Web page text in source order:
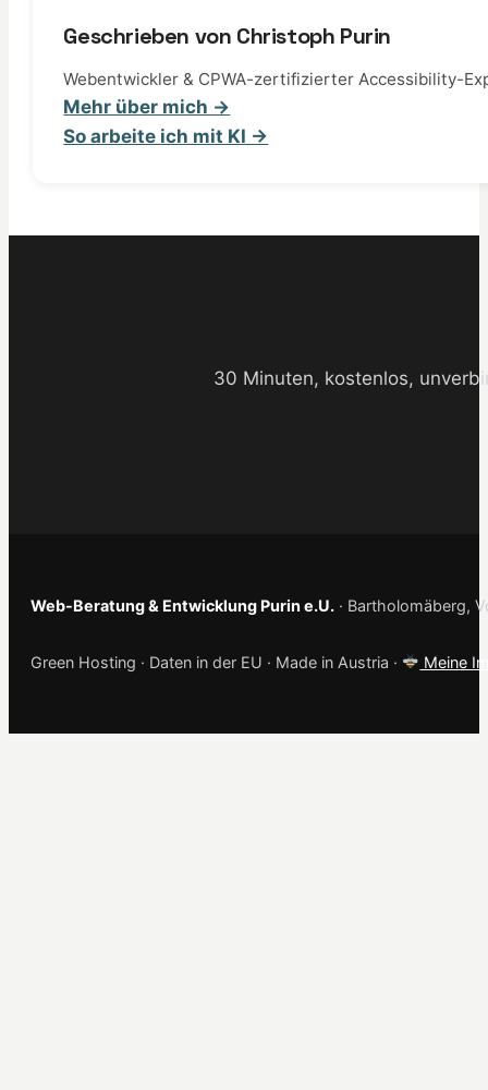
Geschrieben von Christoph Purin
Webentwickler & CPWA-zertifizierter Accessibility-
Mehr über mich →
So arbeite ich mit KI →
30 Minuten, kostenlos,
Web-Beratung & Entwicklung Purin e.U. · Bartholomäberg,
Green Hosting · Daten in der EU · Made in Austria · Meine